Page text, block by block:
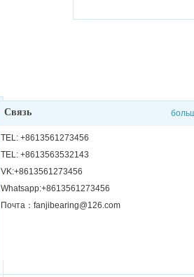
Связь
TEL: +8613561273456
TEL: +8613563532143
VK:+8613561273456
Whatsapp:+8613561273456
Почта：fanjibearing@126.com